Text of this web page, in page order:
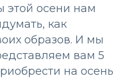
осени нам
как
образов. И мы
вам 5
на осень